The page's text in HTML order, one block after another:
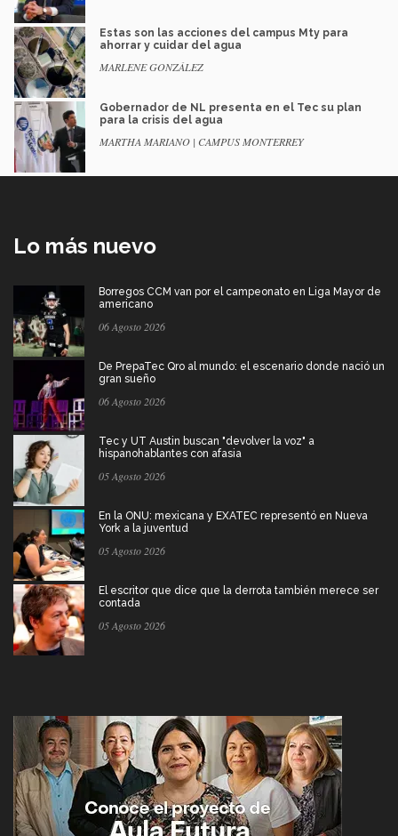
Estas son las acciones del campus Mty para
ahorrar y cuidar del agua
MARLENE GONZÁLEZ
Gobernador de NL presenta en el Tec su plan
para la crisis del agua
MARTHA MARIANO | CAMPUS MONTERREY
Lo más nuevo
Borregos CCM van por el campeonato en Liga Mayor de
americano
06 Agosto 2026
De PrepaTec Qro al mundo: el escenario donde nació un
gran sueño
06 Agosto 2026
Tec y UT Austin buscan "devolver la voz" a
hispanohablantes con afasia
05 Agosto 2026
En la ONU: mexicana y EXATEC representó en Nueva
York a la juventud
05 Agosto 2026
El escritor que dice que la derrota también merece ser
contada
05 Agosto 2026